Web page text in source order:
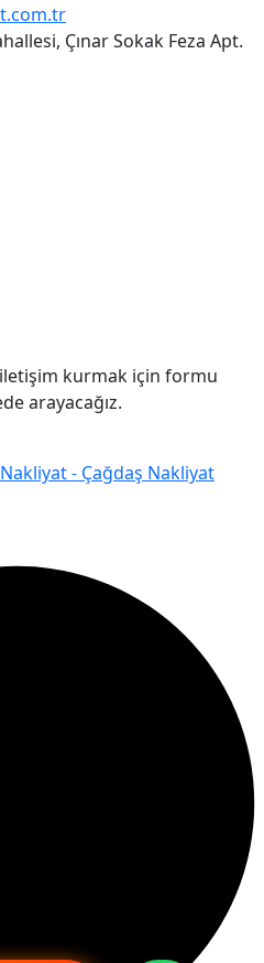
Çınar Sokak Feza Apt.
kurmak için formu
arayacağız.
- Çağdaş Nakliyat